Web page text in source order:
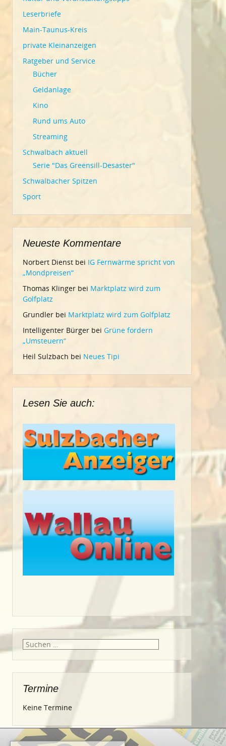
Leserbriefe
Main-Taunus-Kreis
private Kleinanzeigen
Ratgeber und Service
Bücher
Geldanlage
Kino
Rund ums Auto
Streaming
Schwalbach aktuell
Serie "Das Greensill-Desaster"
Schwalbacher Spitzen
Sport
Neueste Kommentare
Norbert Dienst bei IG Fernwärme spricht von
„Mondpreisen“
Thomas Klinger bei Marktplatz wird zum
Golfplatz
Grundler bei Marktplatz wird zum Golfplatz
Intelligenter Bürger bei Grüne fordern
„Umsteuern“
Heil Sulzbach bei Neues Tipi
Lesen Sie auch:
Suche
Termine
Keine Termine